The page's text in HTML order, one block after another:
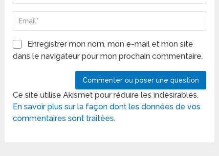
Enregistrer mon nom, mon e-mail et mon site
dans le navigateur pour mon prochain commentaire.
Ce site utilise Akismet pour réduire les indésirables.
En savoir plus sur la façon dont les données de vos
commentaires sont traitées.